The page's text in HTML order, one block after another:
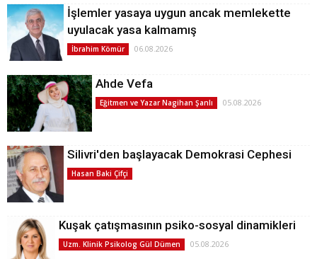
İşlemler yasaya uygun ancak memlekette
uyulacak yasa kalmamış
İbrahim Kömür 06.08.2026
Ahde Vefa
Eğitmen ve Yazar Nagihan Şanlı 05.08.2026
Silivri'den başlayacak Demokrasi Cephesi
Hasan Baki Çifçi
Kuşak çatışmasının psiko-sosyal dinamikleri
Uzm. Klinik Psikolog Gül Dümen 05.08.2026